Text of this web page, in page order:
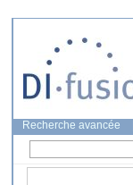
Recherche avancée